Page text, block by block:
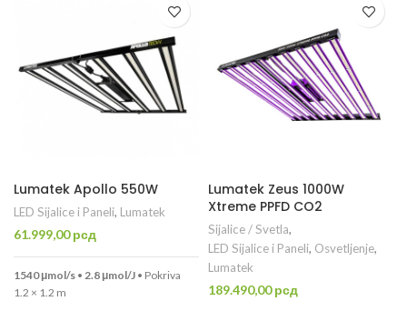
Lumatek Apollo 550W
LED Sijalice i Paneli, Lumatek
61.999,00рсд
1540 μmol/s • 2.8 μmol/J • Pokriva
1.2 × 1.2 m
Lumatek Zeus 1000W
Xtreme PPFD CO2
Sijalice / Svetla,
LED Sijalice i Paneli, Osvetljenje,
Lumatek
189.490,00рсд